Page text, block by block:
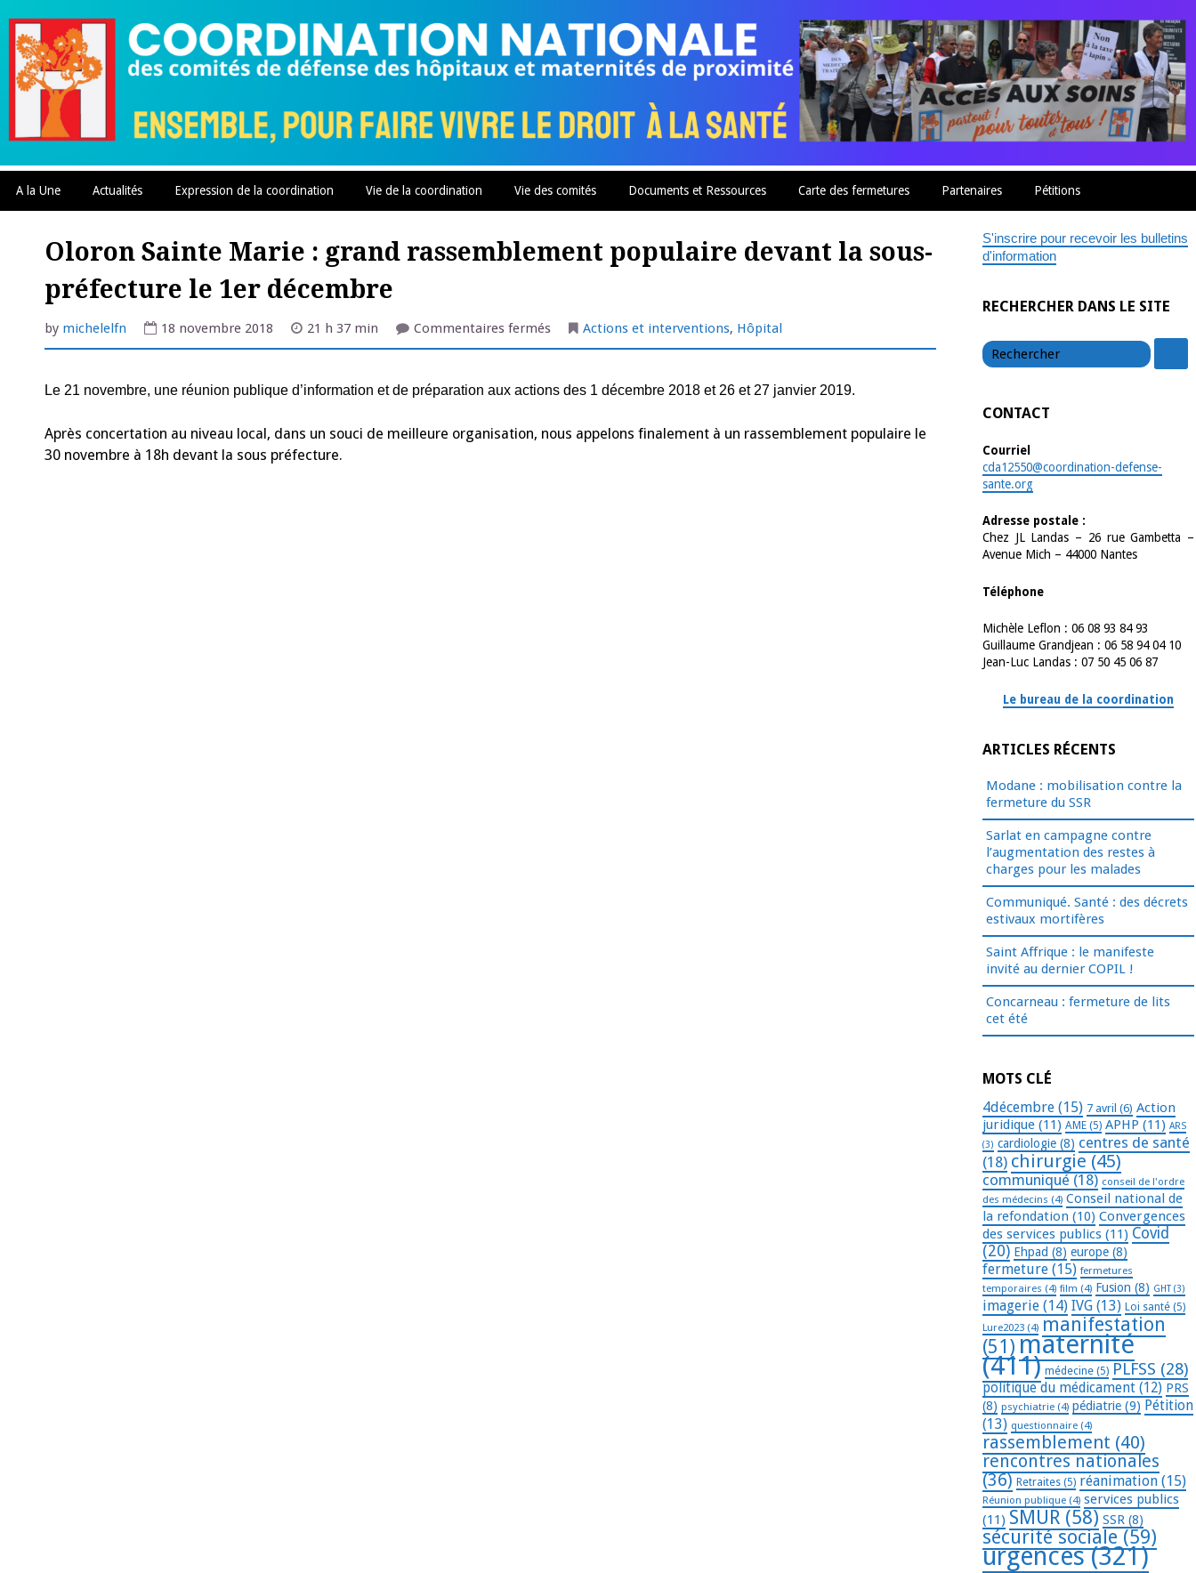
content
A la Une Actualités Expression de la coordination Vie de la coordination Vie des comités Documents et Ressources Carte des fermetures Partenaires Pétitions
Oloron Sainte Marie : grand rassemblement populaire devant la sous-
préfecture le 1er décembre
by michelelfn 18 novembre 2018 21 h 37 min Commentaires ferméssur
Sainte
grand
devant
la
Actions et interventions, Hôpital
Le 21 novembre, une réunion publique d’information et de préparation aux actions des 1 décembre 2018 et 26 et 27 janvier 2019.
Après concertation au niveau local, dans un souci de meilleure organisation, nous appelons finalement à un rassemblement populaire le
30 novembre à 18h devant la sous préfecture.
S'inscrire pour recevoir les bulletins
d'information
RECHERCHER DANS LE SITE
CONTACT
Courriel
cda12550@coordination-defense-
sante.org
Adresse postale :
Chez JL Landas – 26 rue Gambetta –
Avenue Mich – 44000 Nantes
Téléphone
Michèle Leflon : 06 08 93 84 93
Guillaume Grandjean : 06 58 94 04 10
Jean-Luc Landas : 07 50 45 06 87
Le bureau de la coordination
ARTICLES RÉCENTS
Modane : mobilisation contre la
fermeture du SSR
Sarlat en campagne contre
l’augmentation des restes à
charges pour les malades
Communiqué. Santé : des décrets
estivaux mortifères
Saint Affrique : le manifeste
invité au dernier COPIL !
Concarneau : fermeture de lits
cet été
MOTS CLÉ
4décembre (15) 7 avril (6) Action
juridique (11) AME (5) APHP (11) ARS
(3) cardiologie (8) centres de santé
(18) chirurgie (45)
communiqué (18) conseil de l'ordre
des médecins (4) Conseil national de
la refondation (10) Convergences
des services publics (11) Covid
(20) Ehpad (8) europe (8)
fermeture (15) fermetures
temporaires (4) film (4) Fusion (8) GHT(3)
imagerie (14) IVG (13) Loi santé (5)
Lure2023 (4) manifestation
(51) maternité
(411) médecine (5) PLFSS (28)
politique du médicament (12) PRS
(8) psychiatrie (4) pédiatrie (9) Pétition
(13) questionnaire (4)
rassemblement (40)
rencontres nationales
(36) Retraites (5) réanimation (15)
Réunion publique (4) services publics
(11) SMUR (58) SSR (8)
sécurité sociale (59)
urgences(321)